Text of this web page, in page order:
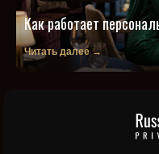
Как работает
Читать далее →